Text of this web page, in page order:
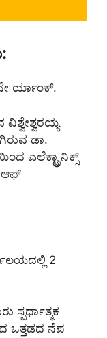
ರ್ಯಾಂಕ್.
ಡಾ.
ಎಲೆಕ್ಟ್ರಾನಿಕ್ಸ್
ಆಫ್
2
ಸ್ಪರ್ಧಾತ್ಮಕ
ಒತ್ತಡದ ನೆಪ